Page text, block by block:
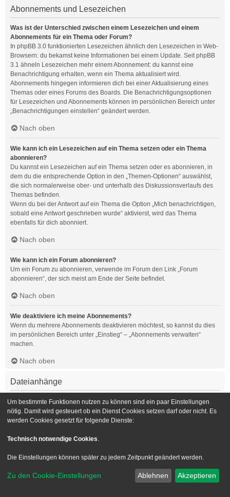
Abonnements und Lesezeichen
Was ist der Unterschied zwischen einem Lesezeichen und einem
Abonnements für ein Thema oder Forum?
In phpBB 3.0 funktionierten Lesezeichen ähnlich den Lesezeichen in Web-
Browsern: du bekamst keine Informationen bei einem Update. Seit phpBB
3.1 ähneln Lesezeichen mehr einem Abonnement: du kannst eine
Benachrichtigung erhalten, wenn ein Thema aktualisiert wird.
Abonnements hingegen informieren dich bei einer Aktualisierung eines
Themas oder eines Forums des Boards. Die Benachrichtigungsoptionen
für Lesezeichen und Abonnements können im persönlichen Bereich unter
„Benachrichtigungen einstellen“ geändert werden.
Nach oben
Wie kann ich ein Lesezeichen auf ein Thema setzen oder ein Thema
abonnieren?
Du kannst ein Lesezeichen auf ein Thema setzen oder es abonnieren, in
dem du die entsprechende Option in den „Themen-Optionen“ auswählst,
die sich normalerweise ober- und unterhalb des Diskussionsverlaufs des
Themas befinden.
Wenn du bei der Antwort auf ein Thema die Option „Mich benachrichtigen,
sobald eine Antwort geschrieben wurde“ aktivierst, wird das Thema
ebenfalls für dich abonniert.
Nach oben
Wie kann ich ein Forum abonnieren?
Um ein Forum zu abonnieren, verwende im Forum den Link „Forum
abonnieren“, der sich meist am Ende der Seite befindet.
Nach oben
Wie deaktiviere ich meine Abonnements?
Wenn du mehrere Abonnements deaktivieren möchtest, so kannst du dies
im persönlichen Bereich unter „Einstieg“ – „Abonnements verwalten“
machen.
Nach oben
Dateianhänge
Welche Dateianhänge sind in diesem Forum zulässig?
Die Board-Administration kann bestimmte Dateitypen zulassen oder
verbieten. Falls du dir nicht sicher bist, welche Dateitypen du anhängen
Administration.
Nach oben
Kann ich eine Übersicht all meiner Dateianhänge erhalten?
Um eine Liste all deiner Dateianhänge zu erhalten, gehe in den
Um bestimmte Funktionen nutzen zu können sind ein paar Einstellungen
nötig. Damit wird gesteuert ob ein Dienst Cookies setzen darf oder nicht. Es
werden Cookies gesetzt für folgende Dienste:
Technisch notwendige Cookies.
Die Einstellungen können später zu jedem Zeitpunkt geändert werden.
Zu den Cookie-Einstellungen Ablehnen Akzeptieren